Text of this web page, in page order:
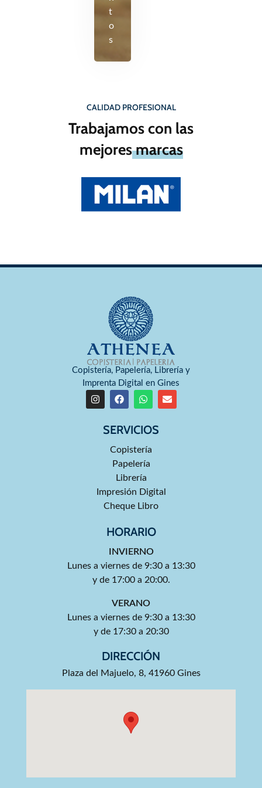
t
o
s
CALIDAD PROFESIONAL
Trabajamos con las
mejoresmarcas
Copistería, Papelería, Librería y
Imprenta Digital en Gines
SERVICIOS
Copistería
Papelería
Librería
Impresión Digital
Cheque Libro
HORARIO
INVIERNO
Lunes a viernes de 9:30 a 13:30
y de 17:00 a 20:00.
VERANO
Lunes a viernes de 9:30 a 13:30
y de 17:30 a 20:30
DIRECCIÓN
Plaza del Majuelo, 8, 41960 Gines